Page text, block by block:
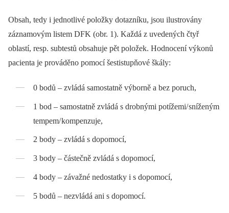
Obsah, tedy i jednotlivé položky dotazníku, jsou ilustrovány
záznamovým listem DFK (obr. 1). Každá z uvedených čtyř
oblastí, resp. subtestů obsahuje pět položek. Hodnocení výkonů
pa­cienta je prováděno pomocí šestistupňové škály:
0 bodů –⁠ zvládá samostatně výborně a bez poruch,
1 bod –⁠ samostatně zvládá s drobnými potížemi/ sníženým
tempem/ kompenzuje,
2 body –⁠ zvládá s dopomocí,
3 body –⁠ částečně zvládá s dopomocí,
4 body –⁠ závažné nedostatky i s dopomocí,
5 bodů –⁠ nezvládá ani s dopomocí.